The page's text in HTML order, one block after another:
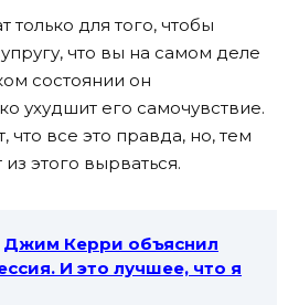
только для того, чтобы
что вы на самом деле
состоянии он
ухудшит его самочувствие.
что все это правда, но, тем
этого вырваться.
Джим Керри объяснил
И это лучшее, что я